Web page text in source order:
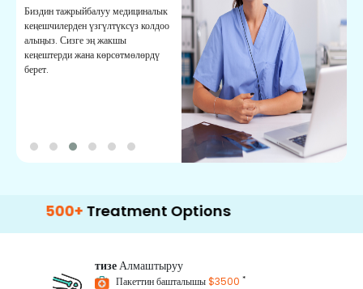
Биздин тажрыйбалуу медициналык
кеңешчилерден үзгүлтүксүз колдоо
алыңыз. Сизге эң жакшы
кеңештерди жана көрсөтмөлөрдү
берет.
Treatment Options
тизеАлмаштыруу
Пакеттин башталышы$3500 *